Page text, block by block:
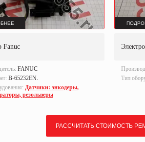
Fanuc
FANUC
B-65232EN.
Датчики: энкодеры,
резольверы
Тип
РАССЧИТАТЬ СТОИМОСТЬ